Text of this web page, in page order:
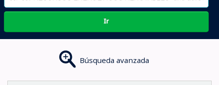
Ir
Búsqueda avanzada